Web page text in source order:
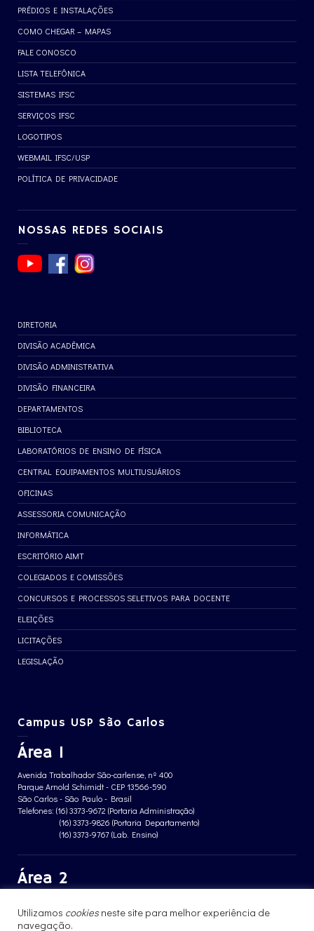
PRÉDIOS E INSTALAÇÕES
COMO CHEGAR – MAPAS
FALE CONOSCO
LISTA TELEFÔNICA
SISTEMAS IFSC
SERVIÇOS IFSC
LOGOTIPOS
WEBMAIL IFSC/USP
POLÍTICA DE PRIVACIDADE
NOSSAS REDES SOCIAIS
DIRETORIA
DIVISÃO ACADÊMICA
DIVISÃO ADMINISTRATIVA
DIVISÃO FINANCEIRA
DEPARTAMENTOS
BIBLIOTECA
LABORATÓRIOS DE ENSINO DE FÍSICA
CENTRAL EQUIPAMENTOS MULTIUSUÁRIOS
OFICINAS
ASSESSORIA COMUNICAÇÃO
INFORMÁTICA
ESCRITÓRIO AIMT
COLEGIADOS E COMISSÕES
CONCURSOS E PROCESSOS SELETIVOS PARA DOCENTE
ELEIÇÕES
LICITAÇÕES
LEGISLAÇÃO
Campus USP São Carlos
Área 1
Avenida Trabalhador São-carlense, nº 400
Parque Arnold Schimidt - CEP 13566-590
São Carlos - São Paulo - Brasil
Telefones: (16) 3373-9672 (Portaria Administração)
(16) 3373-9826 (Portaria Departamento)
(16) 3373-9767 (Lab. Ensino)
Área 2
Jardim Santa Angelina - CEP 13563-120
São Carlos - São Paulo - Brasil
Utilizamos cookiesneste site para melhor experiência de
navegação.